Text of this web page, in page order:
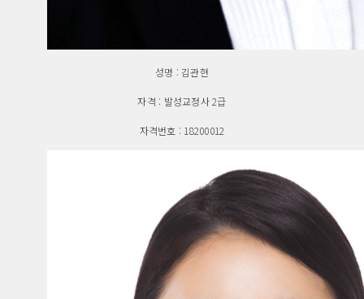
성명 : 김관현
자격 : 발성교정사 2급
자격번호 : 18200012